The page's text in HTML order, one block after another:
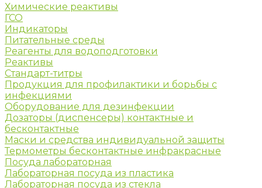
Химические реактивы
ГСО
Индикаторы
Питательные среды
Реагенты для водоподготовки
Реактивы
Стандарт-титры
Продукция для профилактики и борьбы с
инфекциями
Оборудование для дезинфекции
Дозаторы (диспенсеры) контактные и
бесконтактные
Маски и средства индивидуальной защиты
Термометры бесконтактные инфракрасные
Посуда лабораторная
Лабораторная посуда из пластика
Лабораторная посуда из стекла